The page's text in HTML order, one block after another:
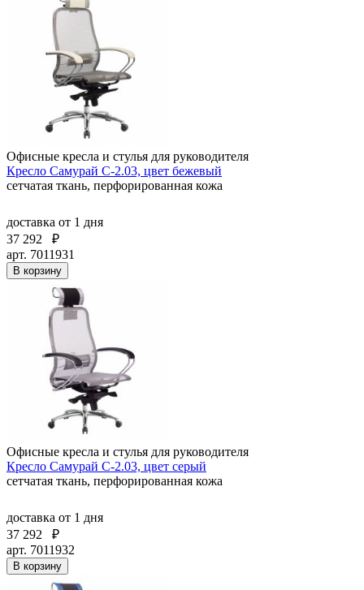
Офисные кресла и стулья для руководителя
Кресло Самурай С-2.03, цвет бежевый
сетчатая ткань, перфорированная кожа
доставка от 1 дня
37 292
₽
арт. 7011931
В корзину
Офисные кресла и стулья для руководителя
Кресло Самурай С-2.03, цвет серый
сетчатая ткань, перфорированная кожа
доставка от 1 дня
37 292
₽
арт. 7011932
В корзину